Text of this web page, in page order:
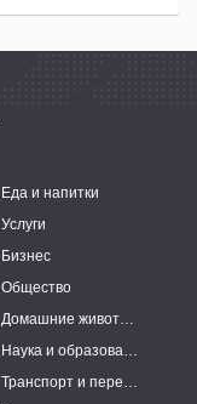
Еда и напитки
Услуги
Бизнес
Общество
Домашние животные
Наука и образование
Транспорт и перевозки